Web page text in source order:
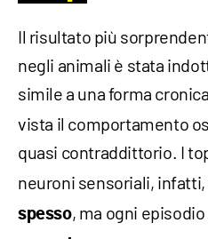
Il risultato più
negli animali è stata
simile a una forma
vista il comportamento
quasi contraddittorio. I
neuroni sensoriali,
spesso, ma ogni